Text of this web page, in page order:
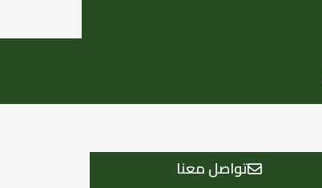
تواصل معنا